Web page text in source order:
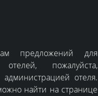
предложений для
отелей, пожалуйста,
администрацией отеля.
найти на странице